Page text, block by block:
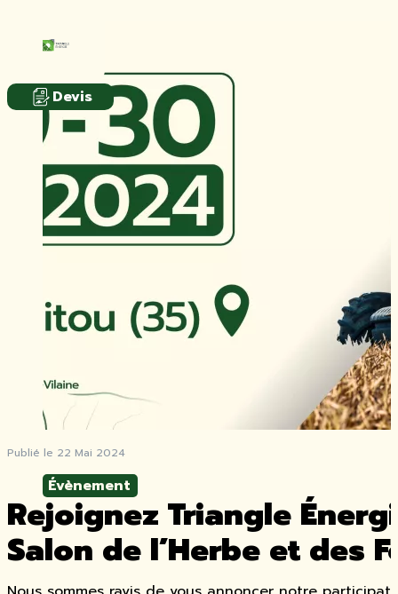
Devis
Publié le 22 Mai 2024
Évènement
Rejoignez Triangle
Salon de l’Herbe et des